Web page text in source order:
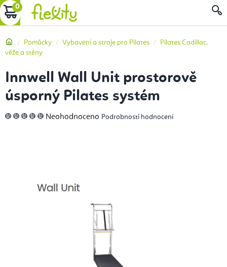
Přejít
na
NÁKUPNÍ
DomůPomůcky Vybavení a stroje pro Pilates
Pilates Cadillac,
věže a stěny
Innwell Wall Unit prostorově
úsporný Pilates systém
Průměrné
hodnocení
Neohodnoceno Podrobnosti hodnocení